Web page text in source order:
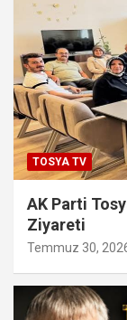
TOSYA TV
AK Parti
Ziyareti
Temmuz 30,